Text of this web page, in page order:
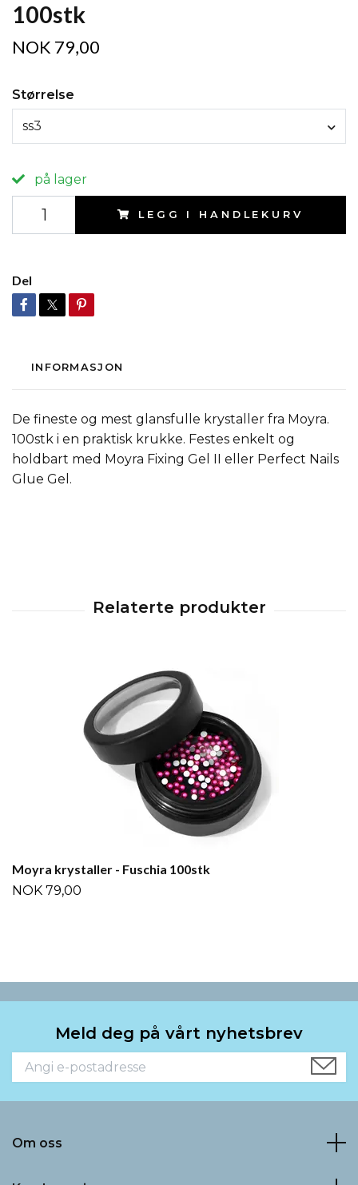
100stk
NOK 79,00
Størrelse
ss3
på lager
LEGG I HANDLEKURV
Del
INFORMASJON
De fineste og mest glansfulle krystaller fra Moyra.
100stk i en praktisk krukke. Festes enkelt og
holdbart med Moyra Fixing Gel II eller Perfect Nails
Glue Gel.
Moyra krystaller - Fuschia 100stk
NOK 79,00
Meld deg på vårt nyhetsbrev
Om oss